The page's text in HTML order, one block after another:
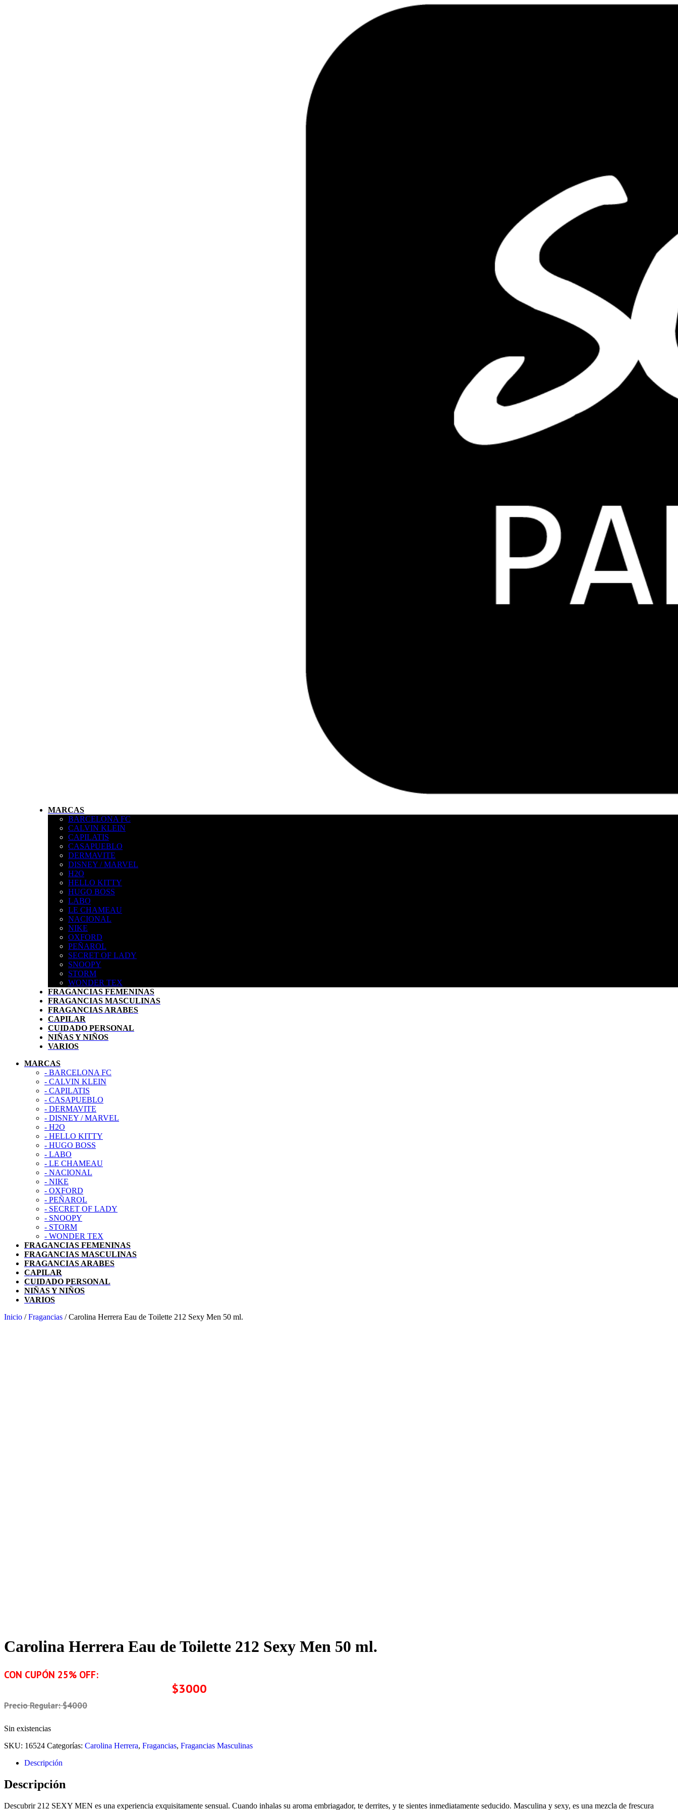
MARCAS
BARCELONA FC
CALVIN KLEIN
CAPILATIS
CASAPUEBLO
DERMAVITE
DISNEY / MARVEL
H2O
HELLO KITTY
HUGO BOSS
LABO
LE CHAMEAU
NACIONAL
NIKE
OXFORD
PEÑAROL
SECRET OF LADY
SNOOPY
STORM
WONDER TEX
FRAGANCIAS FEMENINAS
FRAGANCIAS MASCULINAS
FRAGANCIAS ARABES
CAPILAR
CUIDADO PERSONAL
NIÑAS Y NIÑOS
VARIOS
MARCAS
- BARCELONA FC
- CALVIN KLEIN
- CAPILATIS
- CASAPUEBLO
- DERMAVITE
- DISNEY / MARVEL
- H2O
- HELLO KITTY
- HUGO BOSS
- LABO
- LE CHAMEAU
- NACIONAL
- NIKE
- OXFORD
- PEÑAROL
- SECRET OF LADY
- SNOOPY
- STORM
- WONDER TEX
FRAGANCIAS FEMENINAS
FRAGANCIAS MASCULINAS
FRAGANCIAS ARABES
CAPILAR
CUIDADO PERSONAL
NIÑAS Y NIÑOS
VARIOS
Inicio /Fragancias / Carolina Herrera Eau de Toilette 212 Sexy Men 50 ml.
Carolina Herrera Eau de Toilette 212 Sexy Men 50 ml.
CON CUPÓN 25% OFF:
$3000
Precio Regular: $4000
Sin existencias
SKU: 16524 Categorías: Carolina Herrera, Fragancias, Fragancias Masculinas
Descripción
Descripción
Descubrir 212 SEXY MEN es una experiencia exquisitamente sensual. Cuando inhalas su aroma embriagador, te derrites, y te sientes inmediatamente seducido. Masculina y sexy, es una mezcla de frescura